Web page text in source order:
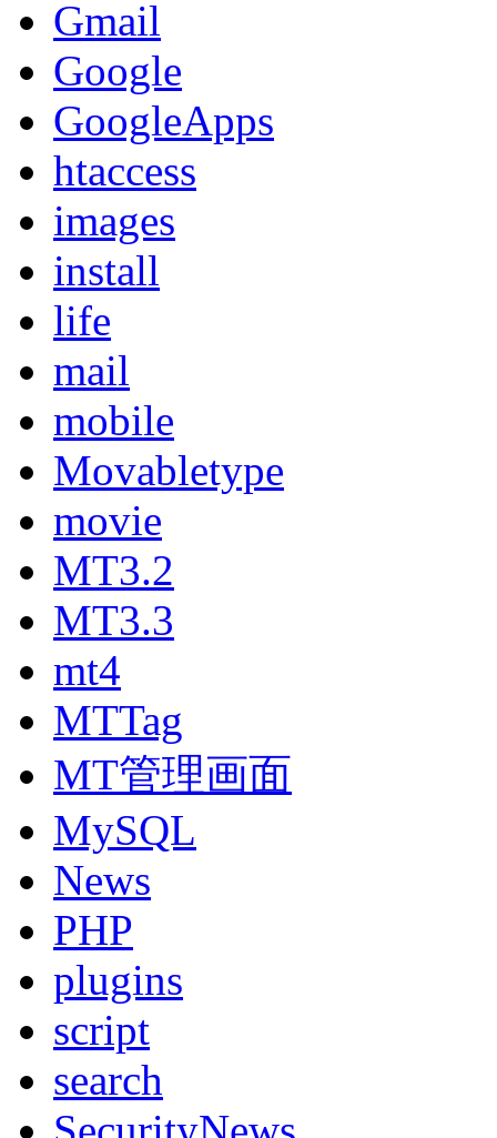
Gmail
Google
GoogleApps
htaccess
images
install
life
mail
mobile
Movabletype
movie
MT3.2
MT3.3
mt4
MTTag
MT管理画面
MySQL
News
PHP
plugins
script
search